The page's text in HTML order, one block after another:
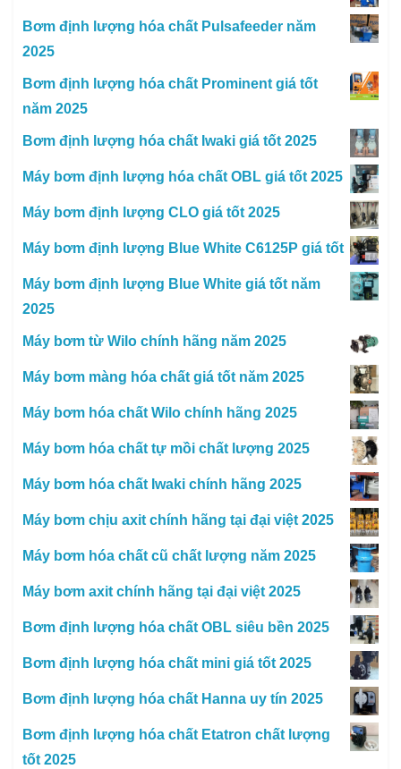
Bơm định lượng hóa chất Pulsafeeder năm
2025
Bơm định lượng hóa chất Prominent giá tốt
năm 2025
Bơm định lượng hóa chất Iwaki giá tốt 2025
Máy bơm định lượng hóa chất OBL giá tốt 2025
Máy bơm định lượng CLO giá tốt 2025
Máy bơm định lượng Blue White C6125P giá tốt
Máy bơm định lượng Blue White giá tốt năm
2025
Máy bơm từ Wilo chính hãng năm 2025
Máy bơm màng hóa chất giá tốt năm 2025
Máy bơm hóa chất Wilo chính hãng 2025
Máy bơm hóa chất tự mồi chất lượng 2025
Máy bơm hóa chất Iwaki chính hãng 2025
Máy bơm chịu axit chính hãng tại đại việt 2025
Máy bơm hóa chất cũ chất lượng năm 2025
Máy bơm axit chính hãng tại đại việt 2025
Bơm định lượng hóa chất OBL siêu bền 2025
Bơm định lượng hóa chất mini giá tốt 2025
Bơm định lượng hóa chất Hanna uy tín 2025
Bơm định lượng hóa chất Etatron chất lượng
tốt 2025